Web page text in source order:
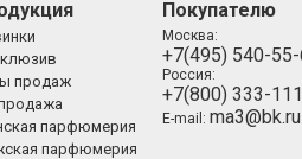
продаж
парфюмерия
парфюмерия
Покупателю
Москва:
+7(495) 540-
Россия:
+7(800) 333-
E-mail: ma3@bk.ru